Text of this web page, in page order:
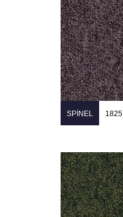
SPINEL 1825